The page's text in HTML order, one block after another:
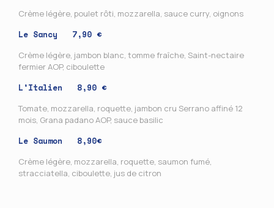
Crème légère, poulet rôti, mozzarella, sauce curry, oignons
Le Sancy 7,90 €
Crème légère, jambon blanc, tomme fraîche, Saint-nectaire
fermier AOP, ciboulette
L’Italien 8,90 €
Tomate, mozzarella, roquette, jambon cru Serrano affiné 12
mois, Grana padano AOP, sauce basilic
Le Saumon 8,90€
Crème légère, mozzarella, roquette, saumon fumé,
stracciatella, ciboulette, jus de citron